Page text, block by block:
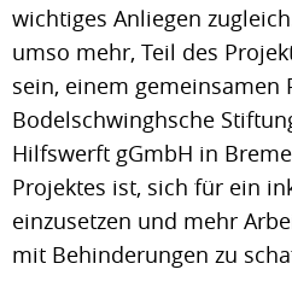
wichtiges Anliegen
umso mehr, Teil des
sein, einem gemeinsamen
Bodelschwinghsche
Hilfswerft gGmbH in
Projektes ist, sich für ein
einzusetzen und mehr
mit Behinderungen zu